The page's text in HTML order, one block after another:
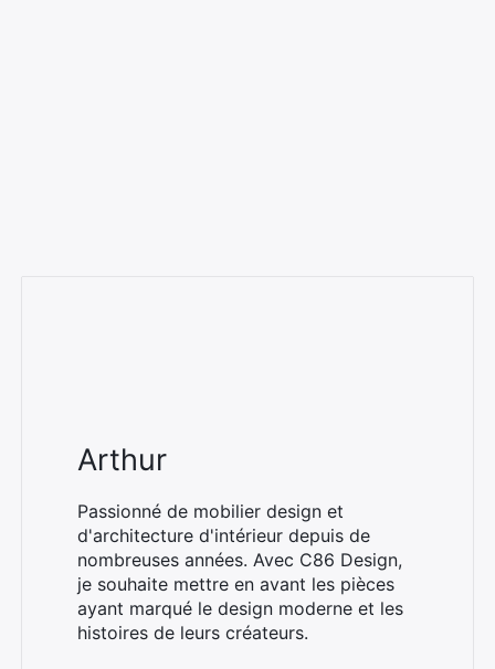
Arthur
Passionné de mobilier design et
d'architecture d'intérieur depuis de
nombreuses années. Avec C86 Design,
je souhaite mettre en avant les pièces
ayant marqué le design moderne et les
histoires de leurs créateurs.